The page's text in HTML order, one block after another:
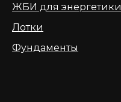
ЖБИ для энергетики
Лотки
Фундаменты